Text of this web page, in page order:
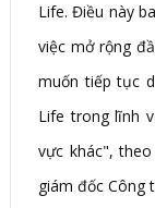
Life. Điều này
việc mở rộng
muốn tiếp tục
Life trong lĩnh
vực khác",
giám đốc Công